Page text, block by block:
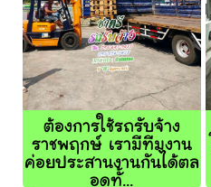
ต้องการใช้รถรับจ้าง
ราชพฤกษ์ เรามีทีมงาน
ค่อยประสานงานกันได้ตล
อดทั้...